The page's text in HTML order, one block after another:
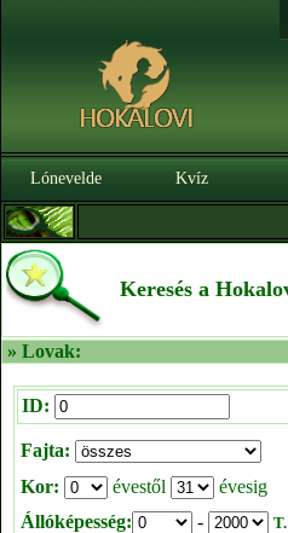
Lónevelde Kvíz
Keresés a
» Lovak:
ID:
Fajta:
Kor:
évestől évesig
Állóképesség:
-